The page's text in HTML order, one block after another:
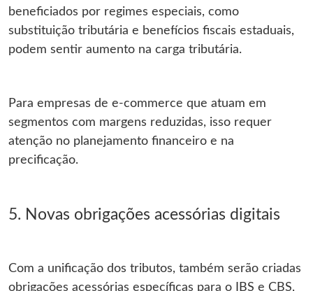
beneficiados por regimes especiais, como
substituição tributária e benefícios fiscais estaduais,
podem sentir aumento na carga tributária.
Para empresas de e-commerce que atuam em
segmentos com margens reduzidas, isso requer
atenção no planejamento financeiro e na
precificação.
5. Novas obrigações acessórias digitais
Com a unificação dos tributos, também serão criadas
obrigações acessórias específicas para o IBS e CBS,